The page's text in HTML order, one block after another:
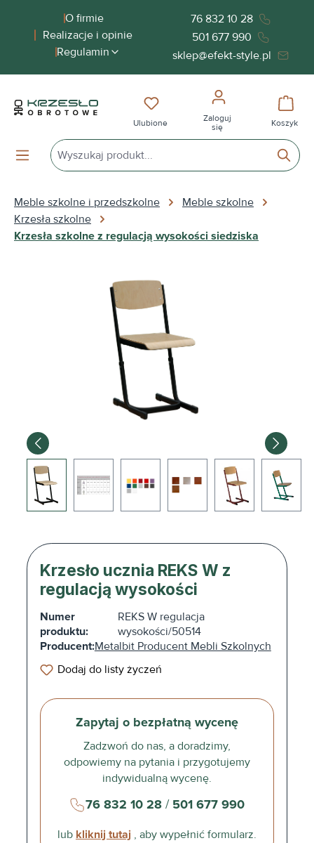
zawartościO firmie
Realizacje i opinie
Regulamin
76 832 10 28
501 677 990
sklep@efekt-style.pl
Masz 0 przedmioty na liście
Ulubione
Zaloguj
się
Koszyk
Meble szkolne i przedszkolne
Meble szkolne
Krzesła szkolne
Krzesła szkolne z regulacją wysokości siedziska
Pomiń galerię zdjęć
Krzesło ucznia REKS W z
regulacją wysokości
Numer
produktu:
REKS W regulacja
wysokości/50514
Producent:Metalbit Producent Mebli Szkolnych
Dodaj do listy życzeń
Zapytaj o bezpłatną wycenę
Zadzwoń do nas, a doradzimy,
odpowiemy na pytania i przygotujemy
indywidualną wycenę.
76 832 10 28/ 501 677 990
lub kliknij tutaj , aby wypełnić formularz.